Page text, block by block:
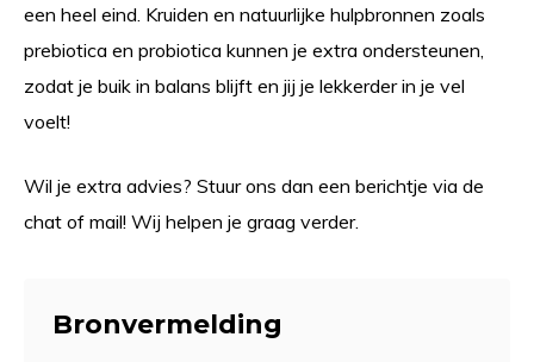
een heel eind. Kruiden en natuurlijke hulpbronnen zoals
prebiotica en probiotica kunnen je extra ondersteunen,
zodat je buik in balans blijft en jij je lekkerder in je vel
voelt!
Wil je extra advies? Stuur ons dan een berichtje via de
chat of mail! Wij helpen je graag verder.
Bronvermelding